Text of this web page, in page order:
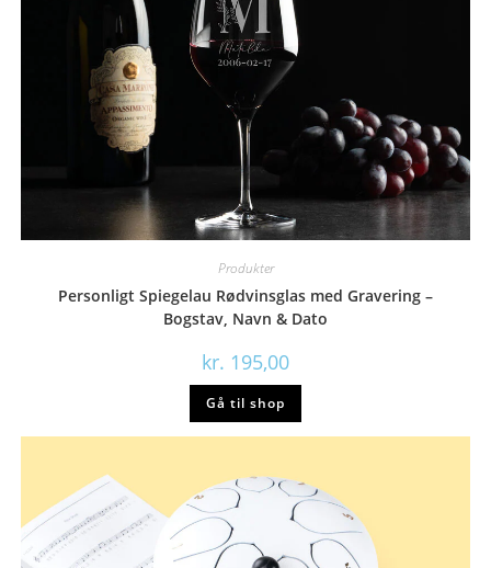
Produkter
Personligt Spiegelau Rødvinsglas med Gravering –
Bogstav, Navn & Dato
kr. 195,00
Gå til shop